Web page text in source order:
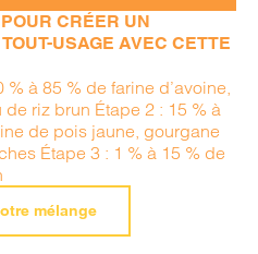
CRÉER UN
USAGE AVEC CETTE
% à 85 % de farine d’avoine,
de riz brun Étape 2 : 15 % à
de pois jaune, gourgane
Étape 3 : 1 % à 15 % de
mélange